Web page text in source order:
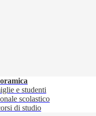
e studenti
scolastico
di studio